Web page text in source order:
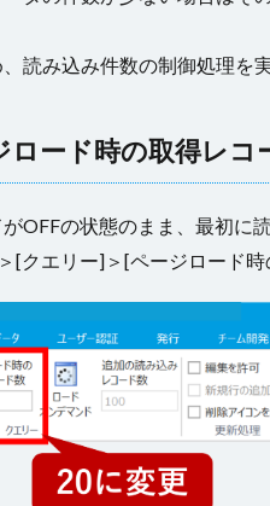
読み込み件数の制御処理を
ロード時の取得レコ
OFFの状態のまま、最初に
[クエリー]＞[ページロード